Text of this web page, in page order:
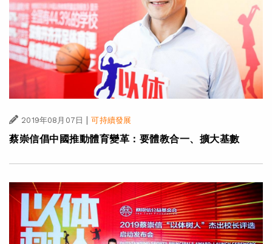
2019年08月07日 | 可持續發展
蔡崇信倡中國推動體育變革：要體教合一、擴大基數